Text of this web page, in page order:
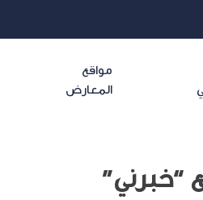
مواقع
المعارض
“خبرني”